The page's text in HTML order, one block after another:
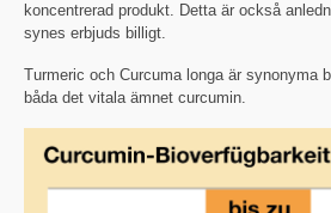
koncentrerad produkt. Detta är också
synes erbjuds billigt.
Turmeric och Curcuma longa är synonyma
båda det vitala ämnet curcumin.